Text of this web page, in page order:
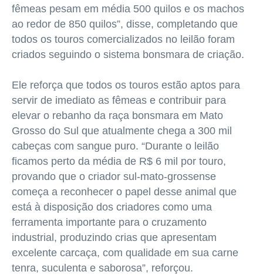
fêmeas pesam em média 500 quilos e os machos
ao redor de 850 quilos”, disse, completando que
todos os touros comercializados no leilão foram
criados seguindo o sistema bonsmara de criação.
Ele reforça que todos os touros estão aptos para
servir de imediato as fêmeas e contribuir para
elevar o rebanho da raça bonsmara em Mato
Grosso do Sul que atualmente chega a 300 mil
cabeças com sangue puro. “Durante o leilão
ficamos perto da média de R$ 6 mil por touro,
provando que o criador sul-mato-grossense
começa a reconhecer o papel desse animal que
está à disposição dos criadores como uma
ferramenta importante para o cruzamento
industrial, produzindo crias que apresentam
excelente carcaça, com qualidade em sua carne
tenra, suculenta e saborosa”, reforçou.